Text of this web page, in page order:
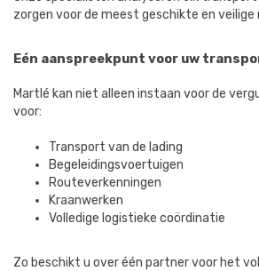
zorgen voor de meest geschikte en veilige
Eén aanspreekpunt voor uw
Martlé kan niet alleen instaan voor de
voor:
Transport van de lading
Begeleidingsvoertuigen
Routeverkenningen
Kraanwerken
Volledige logistieke coördinatie
Zo beschikt u over één partner voor het